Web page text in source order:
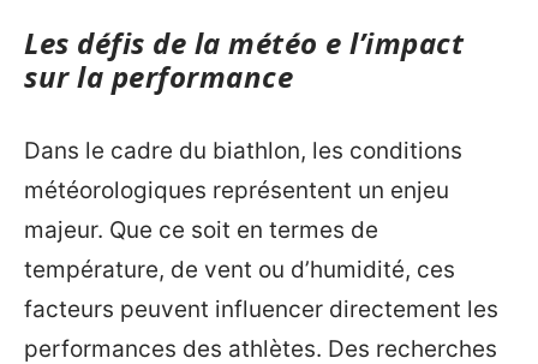
Les défis de la météo e l’impact
sur la performance
Dans le cadre du biathlon, les conditions
météorologiques représentent un enjeu
majeur. Que ce soit en termes de
température, de vent ou d’humidité, ces
facteurs peuvent influencer directement les
performances des athlètes. Des recherches